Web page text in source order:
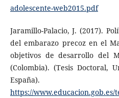
adolescente-web2015.pdf
Jaramillo-Palacio, J. (2017).
del embarazo precoz en el
objetivos de desarrollo del
(Colombia). (Tesis Doctoral,
España).
https://